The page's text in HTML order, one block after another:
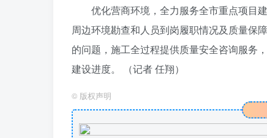
优化营商环境，全力服务全市重点项目
周边环境勘查和人员到岗履职情况及质量保
的问题，施工全过程提供质量安全咨询服务
建设进度。 （记者 任翔）
© 版权声明